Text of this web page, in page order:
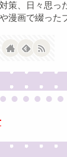
策、日々思っ
漫画で綴った